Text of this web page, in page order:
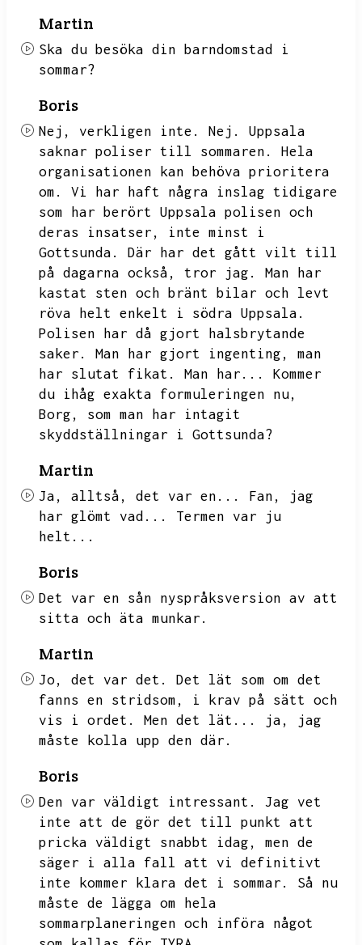
Martin
Ska du besöka din barndomstad i
sommar?
Boris
Nej, verkligen inte. Nej.
Uppsala
saknar poliser till sommaren.
Hela
organisationen kan behöva prioritera
om.
Vi har haft några inslag tidigare
som har berört Uppsala polisen och
deras insatser,
inte minst i
Gottsunda.
Där har det gått vilt till
på dagarna också,
tror jag.
Man har
kastat sten och bränt bilar och levt
röva helt enkelt i södra Uppsala.
Polisen har då gjort halsbrytande
saker.
Man har gjort ingenting,
man
har slutat fikat.
Man har...
Kommer
du ihåg exakta formuleringen nu,
Borg,
som man har intagit
skyddställningar i Gottsunda?
Martin
Ja, alltså, det var en... Fan,
jag
har glömt vad...
Termen var ju
helt...
Boris
Det var en sån nyspråksversion av att
sitta och äta munkar.
Martin
Jo, det var det.
Det lät som om det
fanns en stridsom,
i krav på sätt och
vis i ordet.
Men det lät... ja,
jag
måste kolla upp den där.
Boris
Den var väldigt intressant.
Jag vet
inte att de gör det till punkt att
pricka väldigt snabbt idag,
men de
säger i alla fall att vi definitivt
inte kommer klara det i sommar.
Så nu
måste de lägga om hela
sommarplaneringen och införa något